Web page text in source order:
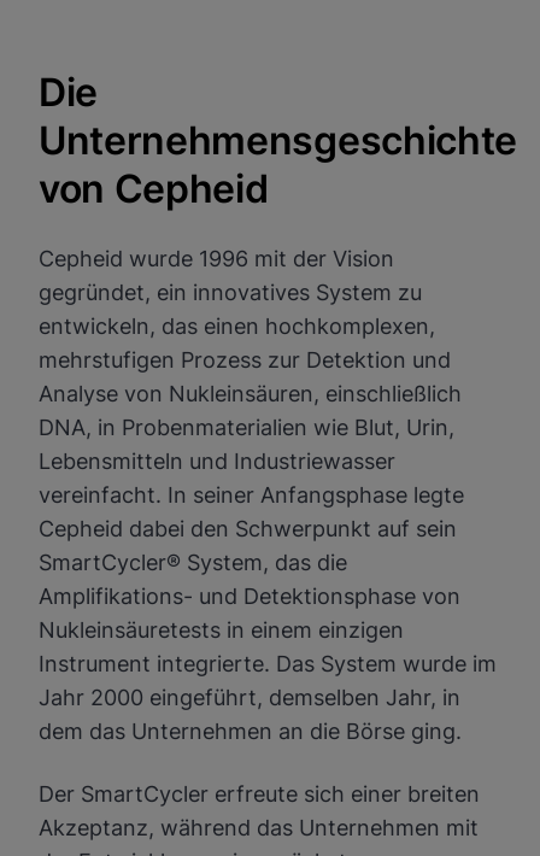
Die
Unternehmensgeschichte
von Cepheid
Cepheid wurde 1996 mit der Vision
gegründet, ein innovatives System zu
entwickeln, das einen hochkomplexen,
mehrstufigen Prozess zur Detektion und
Analyse von Nukleinsäuren, einschließlich
DNA, in Probenmaterialien wie Blut, Urin,
Lebensmitteln und Industriewasser
vereinfacht. In seiner Anfangsphase legte
Cepheid dabei den Schwerpunkt auf sein
SmartCycler® System, das die
Amplifikations- und Detektionsphase von
Nukleinsäuretests in einem einzigen
Instrument integrierte. Das System wurde im
Jahr 2000 eingeführt, demselben Jahr, in
dem das Unternehmen an die Börse ging.
Der SmartCycler erfreute sich einer breiten
Akzeptanz, während das Unternehmen mit